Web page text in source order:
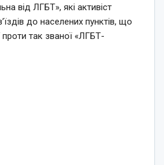
від ЛГБТ», які активіст
до населених пунктів, що
проти так званої «ЛГБТ-